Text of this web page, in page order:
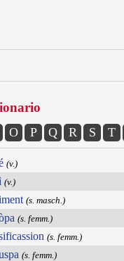
O P Q R S T
(v.)
(v.)
(s. masch.)
(s. femm.)
(s. femm.)
(s. femm.)